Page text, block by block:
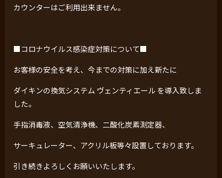
カウンターはご利用出来ません。
■コロナウイルス感染症対策について■
お客様の安全を考え、今までの対策に加え新たに
ダイキンの換気システム ヴェンティエール を導入致しま
した。
手指消毒液、空気清浄機、二酸化炭素測定器、
サーキュレーター、アクリル板等々設置しております。
引き続きよろしくお願いいたします。